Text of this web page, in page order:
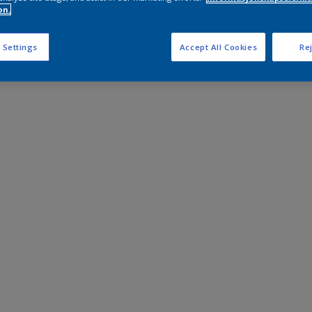
Settings Accept All Cookies